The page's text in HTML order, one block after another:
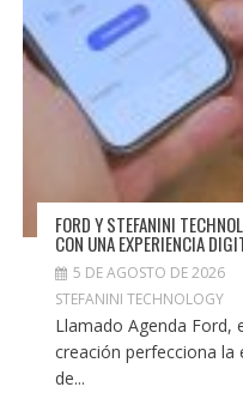
FORD Y STEFANINI
CON UNA EXPERIENCIA
5 DE AGOSTO DE 2026
STEFANINI TECHNOLOGY
Llamado Agenda Ford,
creación perfecciona la
de...